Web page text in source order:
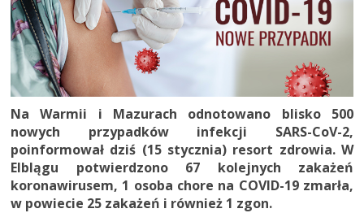
Na Warmii i Mazurach odnotowano blisko 500
nowych przypadków infekcji SARS-CoV-2,
poinformował dziś (15 stycznia) resort zdrowia. W
Elblągu potwierdzono 67 kolejnych zakażeń
koronawirusem, 1 osoba chore na COVID-19 zmarła,
w powiecie 25 zakażeń i również 1 zgon.